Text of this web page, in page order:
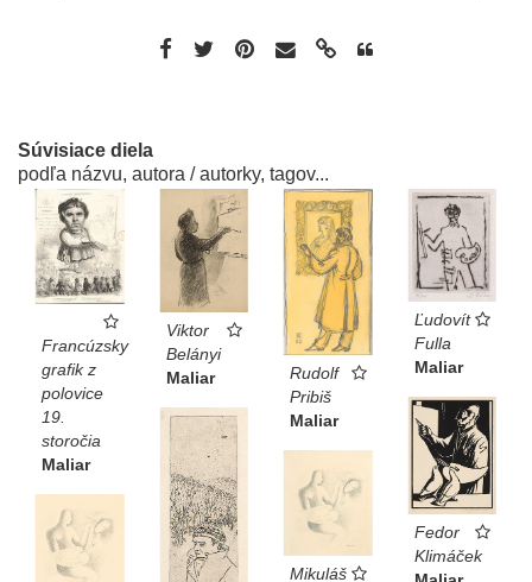
Súvisiace diela
podľa názvu, autora / autorky, tagov...
Francúzsky
grafik z
polovice
19.
storočia
Maliar
Viktor
Belányi
Maliar
Rudolf
Pribiš
Maliar
Ľudovít
Fulla
Maliar
Fedor
Klimáček
Mikuláš